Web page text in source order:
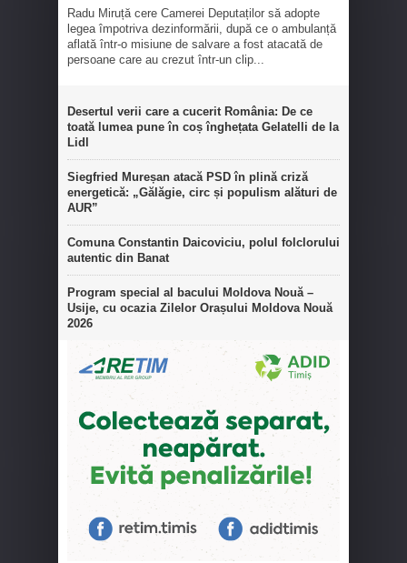
Radu Miruță cere Camerei Deputaților să adopte
legea împotriva dezinformării, după ce o ambulanță
aflată într-o misiune de salvare a fost atacată de
persoane care au crezut într-un clip...
Desertul verii care a cucerit România: De ce
toată lumea pune în coș înghețata Gelatelli de la
Lidl
Siegfried Mureșan atacă PSD în plină criză
energetică: „Gălăgie, circ și populism alături de
AUR”
Comuna Constantin Daicoviciu, polul folclorului
autentic din Banat
Program special al bacului Moldova Nouă –
Usije, cu ocazia Zilelor Orașului Moldova Nouă
2026